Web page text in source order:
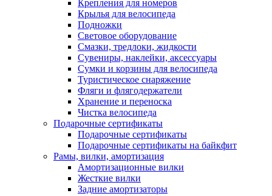
Крепления для номеров
Крылья для велосипеда
Подножки
Световое оборудование
Смазки, тредлоки, жидкости
Сувениры, наклейки, аксессуары
Сумки и корзины для велосипеда
Туристическое снаряжение
Фляги и флягодержатели
Хранение и переноска
Чистка велосипеда
Подарочные сертификаты
Подарочные сертификаты
Подарочные сертификаты на байкфит
Рамы, вилки, амортизация
Амортизационные вилки
Жесткие вилки
Задние амортизаторы